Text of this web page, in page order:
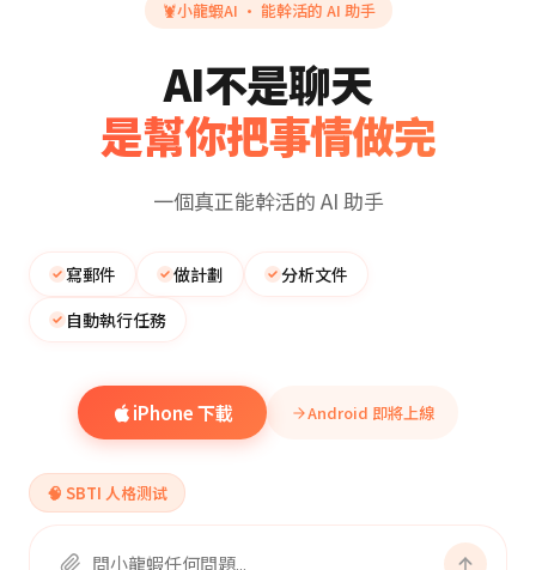
🦞小龍蝦AI · 能幹活的 AI 助手
AI不是聊天
是幫你把事情做完
一個真正能幹活的 AI 助手
寫郵件 做計劃
分析文件
自動執行任務
iPhone 下載 Android 即將上線
🧠 SBTI 人格测试